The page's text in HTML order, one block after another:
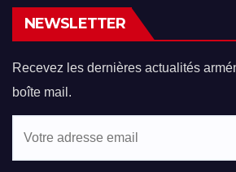
NEWSLETTER
Recevez les dernières actualités
boîte mail.